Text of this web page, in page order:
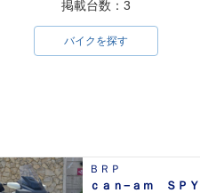
掲載台数：3
バイクを探す
ＢＲＰ